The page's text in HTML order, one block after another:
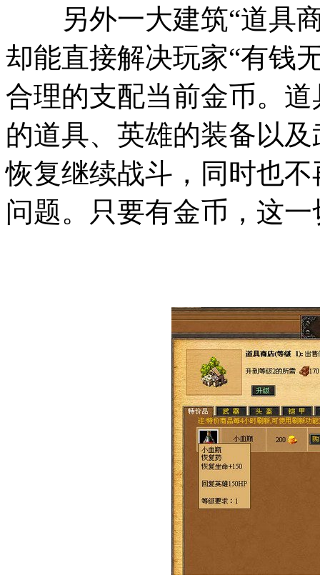
另外一大建筑“道具商
却能直接解决玩家“有钱
合理的支配当前金币。
的道具、英雄的装备以
恢复继续战斗，同时也
问题。只要有金币，这